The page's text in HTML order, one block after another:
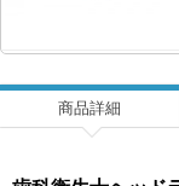
商品詳細